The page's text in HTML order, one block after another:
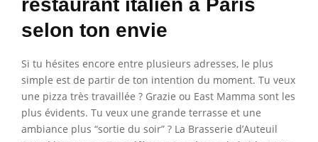
restaurant italien à Paris
selon ton envie
Si tu hésites encore entre plusieurs adresses, le plus
simple est de partir de ton intention du moment. Tu veux
une pizza très travaillée ? Grazie ou East Mamma sont les
plus évidents. Tu veux une grande terrasse et une
ambiance plus “sortie du soir” ? La Brasserie d’Auteuil